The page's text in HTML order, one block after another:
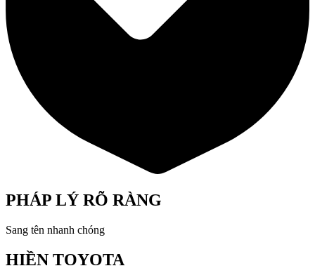
PHÁP LÝ RÕ RÀNG
Sang tên nhanh chóng
HIỀN TOYOTA